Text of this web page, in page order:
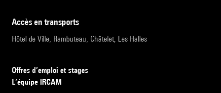
accès en transports
Hôtel de Ville, Rambuteau, Châtelet, Les Halles
Offres d’emploi et stages
L’équipe IRCAM